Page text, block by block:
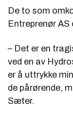
De to som
Entreprenør AS
– Det er en
ved en av
er å uttrykke
de pårørende,
Sæter.